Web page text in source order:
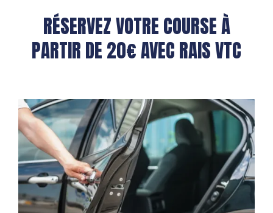
RÉSERVEZ VOTRE COURSE À
PARTIR DE 20€ AVEC RAIS VTC